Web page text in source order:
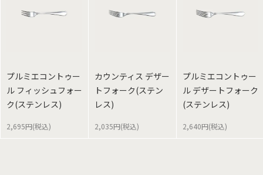
プルミエコントゥー
ル フィッシュフォー
ク(ステンレス)
2,695円(税込)
カウンティス デザー
トフォーク(ステン
レス)
2,035円(税込)
プルミエコントゥー
ル デザートフォーク
(ステンレス)
2,640円(税込)